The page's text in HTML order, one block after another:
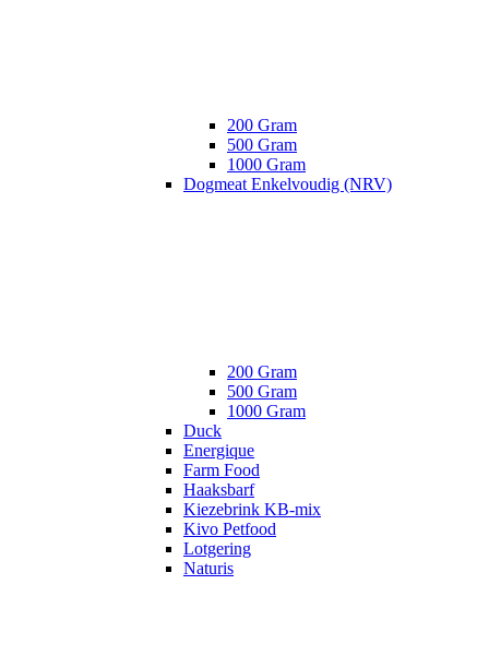
200 Gram
500 Gram
1000 Gram
Dogmeat Enkelvoudig (NRV)
200 Gram
500 Gram
1000 Gram
Duck
Energique
Farm Food
Haaksbarf
Kiezebrink KB-mix
Kivo Petfood
Lotgering
Naturis